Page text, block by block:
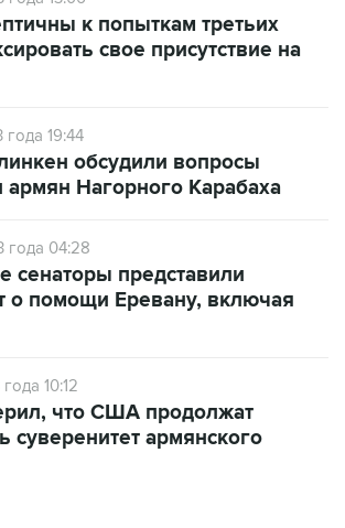
к попыткам третьих
свое присутствие на
19:44
обсудили вопросы
армян Нагорного Карабаха
года 04:28
сенаторы представили
о помощи Еревану, включая
10:12
что США продолжат
суверенитет армянского